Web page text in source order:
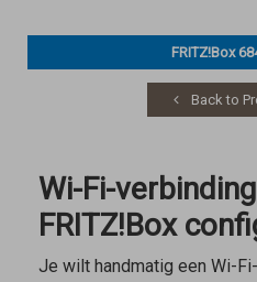
FRITZ!Box
Back to
Wi-Fi-
FRITZ!Box
Je wilt handmatig een Wi-